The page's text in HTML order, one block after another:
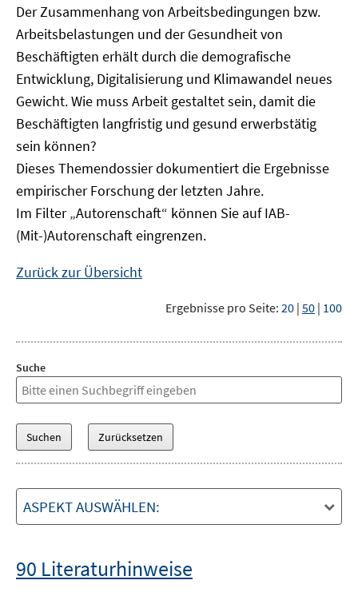
Der Zusammenhang von Arbeitsbedingungen bzw.
Arbeitsbelastungen und der Gesundheit von
Beschäftigten erhält durch die demografische
Entwicklung, Digitalisierung und Klimawandel neues
Gewicht. Wie muss Arbeit gestaltet sein, damit die
Beschäftigten langfristig und gesund erwerbstätig
sein können?
Dieses Themendossier dokumentiert die Ergebnisse
empirischer Forschung der letzten Jahre.
Im Filter „Autorenschaft“ können Sie auf IAB-
(Mit-)Autorenschaft eingrenzen.
Zurück zur Übersicht
Ergebnisse pro Seite: 20 | 50 | 100
Suche
ASPEKT AUSWÄHLEN:
90 Literaturhinweise